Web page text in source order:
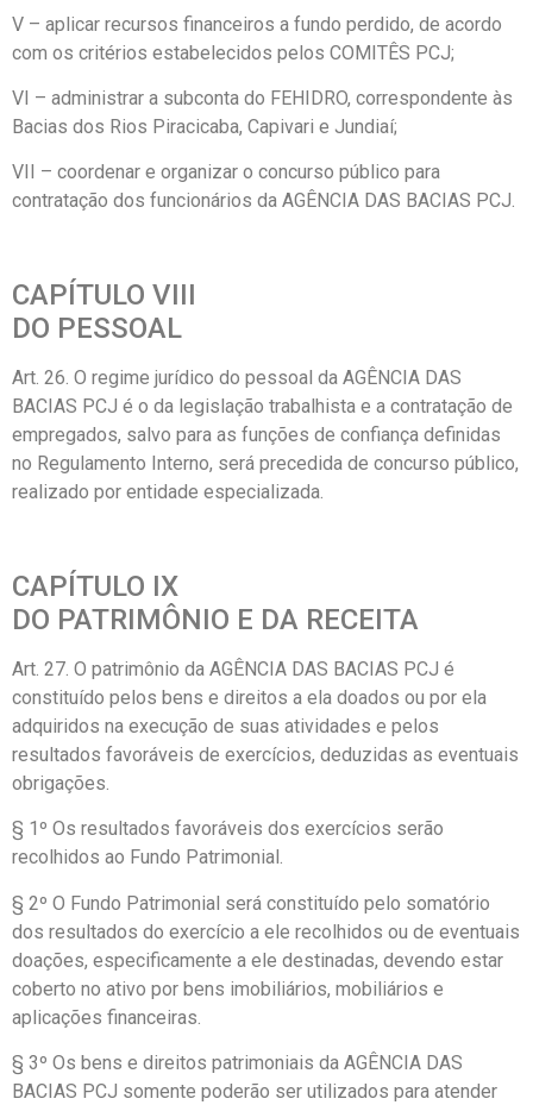
V – aplicar recursos financeiros a fundo perdido, de acordo
com os critérios estabelecidos pelos COMITÊS PCJ;
VI – administrar a subconta do FEHIDRO, correspondente às
Bacias dos Rios Piracicaba, Capivari e Jundiaí;
VII – coordenar e organizar o concurso público para
contratação dos funcionários da AGÊNCIA DAS BACIAS PCJ.
CAPÍTULO VIII
DO PESSOAL
Art. 26. O regime jurídico do pessoal da AGÊNCIA DAS
BACIAS PCJ é o da legislação trabalhista e a contratação de
empregados, salvo para as funções de confiança definidas
no Regulamento Interno, será precedida de concurso público,
realizado por entidade especializada.
CAPÍTULO IX
DO PATRIMÔNIO E DA RECEITA
Art. 27. O patrimônio da AGÊNCIA DAS BACIAS PCJ é
constituído pelos bens e direitos a ela doados ou por ela
adquiridos na execução de suas atividades e pelos
resultados favoráveis de exercícios, deduzidas as eventuais
obrigações.
§ 1º Os resultados favoráveis dos exercícios serão
recolhidos ao Fundo Patrimonial.
§ 2º O Fundo Patrimonial será constituído pelo somatório
dos resultados do exercício a ele recolhidos ou de eventuais
doações, especificamente a ele destinadas, devendo estar
coberto no ativo por bens imobiliários, mobiliários e
aplicações financeiras.
§ 3º Os bens e direitos patrimoniais da AGÊNCIA DAS
BACIAS PCJ somente poderão ser utilizados para atender